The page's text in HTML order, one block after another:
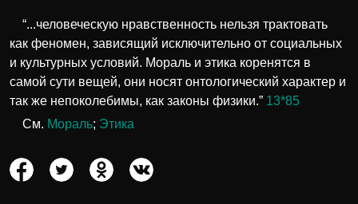
“...человеческую нравственность нельзя трактовать
как феномен, зависящий исключительно от социальных
и культурных условий. Мораль и этика коренятся в
самой сути вещей, они носят онтологический характер и
так же непоколебимы, как законы физики.” 13*85
См. Мораль; Этика